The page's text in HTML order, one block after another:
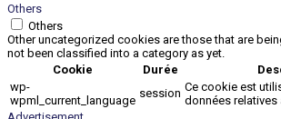
Others
Others
Other uncategorized cookies are those that are
not been classified into a category as yet.
Cookie
Durée
wp-
wpml_current_language
session Ce cookie est
données relatives